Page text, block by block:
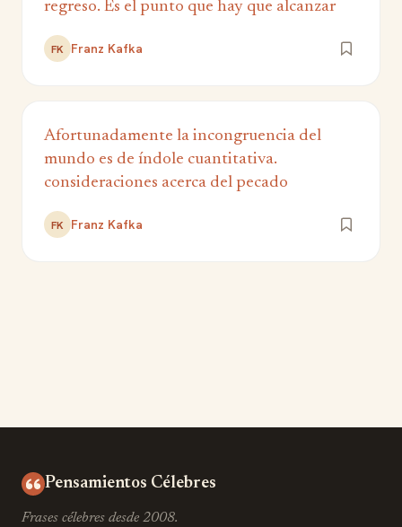
regreso. Es el punto que hay que alcanzar
FK Franz Kafka
Afortunadamente la incongruencia del
mundo es de índole cuantitativa.
consideraciones acerca del pecado
FK Franz Kafka
Pensamientos Célebres
Frases célebres desde 2008.